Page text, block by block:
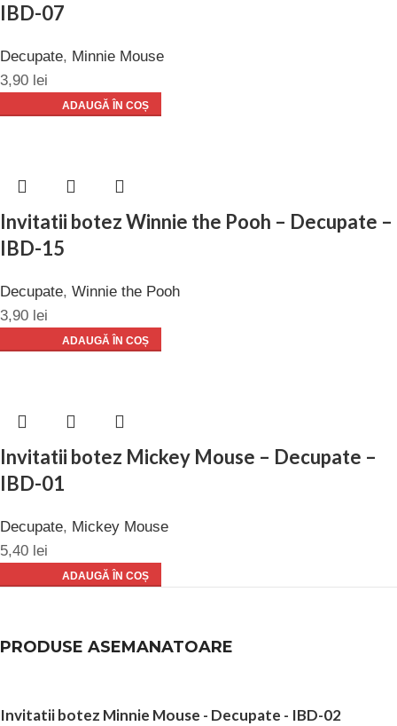
IBD-07
Decupate, Minnie Mouse
3,90 lei
ADAUGĂ ÎN COȘ
Invitatii botez Winnie the Pooh – Decupate –
IBD-15
Decupate, Winnie the Pooh
3,90 lei
ADAUGĂ ÎN COȘ
Invitatii botez Mickey Mouse – Decupate –
IBD-01
Decupate, Mickey Mouse
5,40 lei
ADAUGĂ ÎN COȘ
PRODUSE ASEMANATOARE
Invitatii botez Minnie Mouse - Decupate - IBD-02